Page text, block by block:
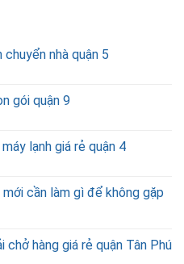
nhà quận 5
gói quận 9
lạnh giá rẻ quận 4
cần làm gì để không gặp
hàng giá rẻ quận Tân Phú